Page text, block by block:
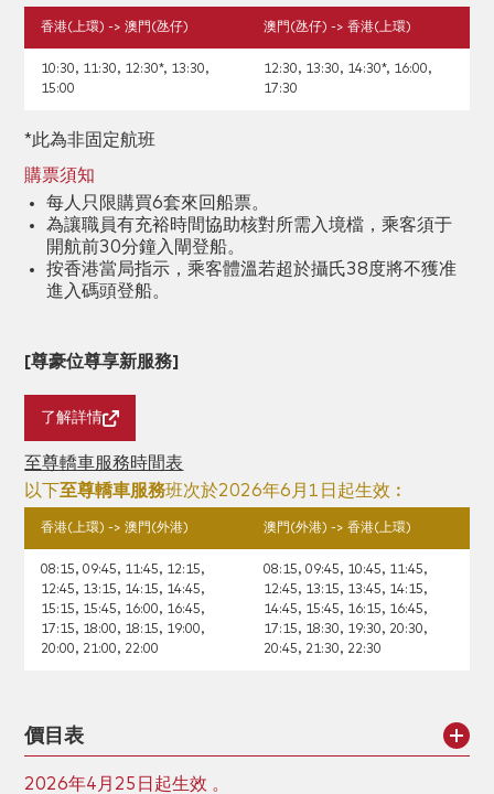
香港(上環) -> 澳門(氹仔) 澳門(氹仔) -> 香港(上環)
10:30, 11:30, 12:30*, 13:30,
15:00
12:30, 13:30, 14:30*, 16:00,
17:30
*此為非固定航班
購票須知
每人只限購買6套來回船票。
為讓職員有充裕時間協助核對所需入境檔，乘客須于
開航前30分鐘入閘登船。
按香港當局指示，乘客體溫若超於攝氏38度將不獲准
進入碼頭登船。
[尊豪位尊享新服務]
了解詳情
至尊轎車服務時間表
以下至尊轎車服務班次於2026年6月1日起生效︰
香港(上環) -> 澳門(外港) 澳門(外港) -> 香港(上環)
08:15, 09:45, 11:45, 12:15,
12:45, 13:15, 14:15, 14:45,
15:15, 15:45, 16:00, 16:45,
17:15, 18:00, 18:15, 19:00,
20:00, 21:00, 22:00
08:15, 09:45, 10:45, 11:45,
12:45, 13:15, 13:45, 14:15,
14:45, 15:45, 16:15, 16:45,
17:15, 18:30, 19:30, 20:30,
20:45, 21:30, 22:30
價目表
2026年4月25日起生效 。